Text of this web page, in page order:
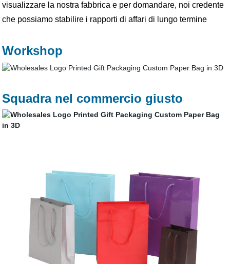
visualizzare la nostra fabbrica e per domandare, noi credente
che possiamo stabilire i rapporti di affari di lungo termine
Workshop
Squadra nel commercio giusto